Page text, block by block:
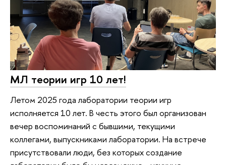
МЛ теории игр 10 лет!
Летом 2025 года лаборатории теории игр
исполняется 10 лет. В честь этого был организован
вечер воспоминаний с бывшими, текущими
коллегами, выпускниками лаборатории. На встрече
присутствовали люди, без которых создание